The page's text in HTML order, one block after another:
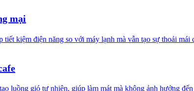
mại
tiết kiệm điện năng so với máy lạnh mà vẫn tạo sự thoải mái
luồng gió tự nhiên, giúp làm mát mà không ảnh hưởng